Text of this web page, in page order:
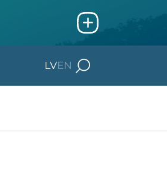
LVEN